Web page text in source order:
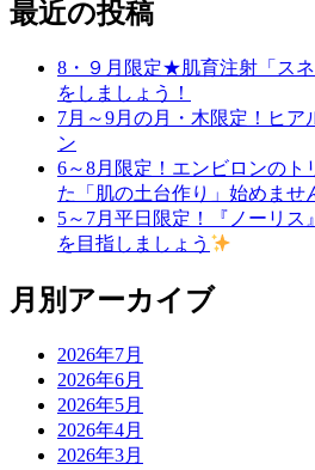
最近の投稿
8・９月限定★肌育注射「ス
をしましょう！
7月～9月の月・木限定！ヒア
ン
6～8月限定！エンビロンのト
た「肌の土台作り」始めませ
5～7月平日限定！『ノーリ
を目指しましょう
月別アーカイブ
2026年7月
2026年6月
2026年5月
2026年4月
2026年3月